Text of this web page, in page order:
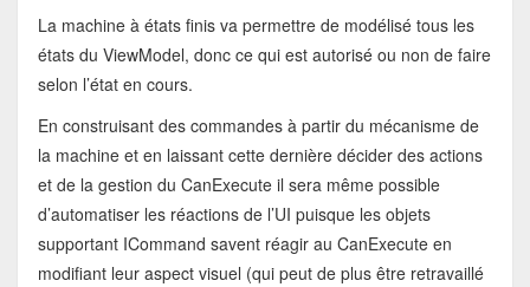
La machine à états finis va permettre de modélisé tous les
états du ViewModel, donc ce qui est autorisé ou non de faire
selon l’état en cours.
En construisant des commandes à partir du mécanisme de
la machine et en laissant cette dernière décider des actions
et de la gestion du CanExecute il sera même possible
d’automatiser les réactions de l’UI puisque les objets
supportant ICommand savent réagir au CanExecute en
modifiant leur aspect visuel (qui peut de plus être retravaillé